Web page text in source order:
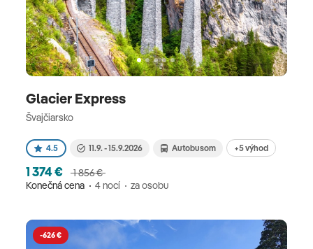
Glacier Express
Švajčiarsko
4.5 11.9. - 15.9.2026 Autobusom +5 výhod
1 374 €
1 856 €
Konečná cena
4 nocí za osobu
-626 €